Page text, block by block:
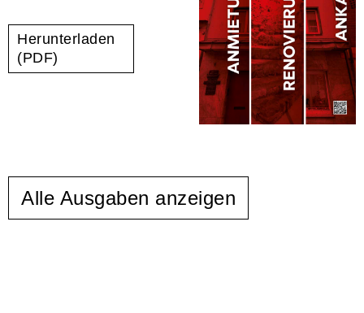
Herunterladen
(PDF)
Alle Ausgaben anzeigen